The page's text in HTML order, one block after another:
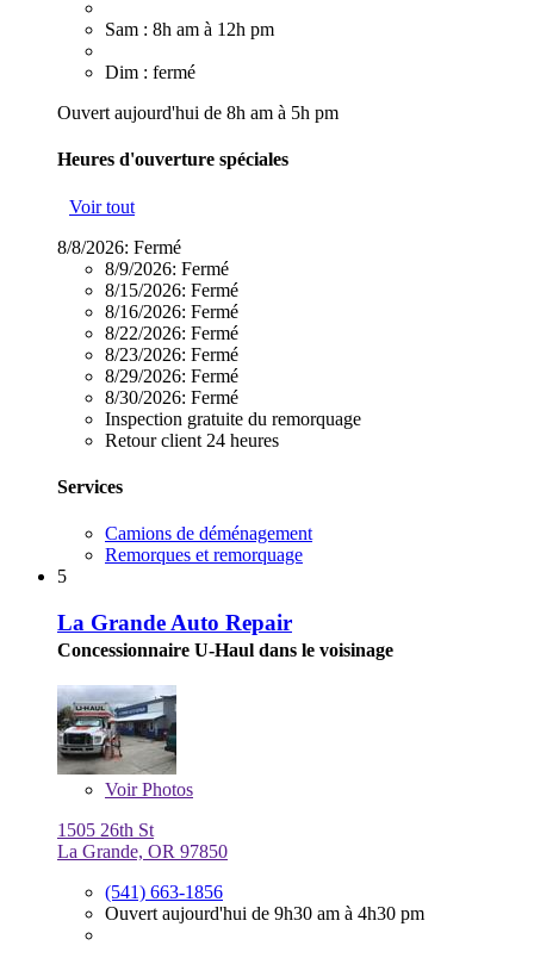
Sam : 8h am à 12h pm
Dim : fermé
Ouvert aujourd'hui de 8h am à 5h pm
Heures d'ouverture spéciales
Voir tout
8/8/2026: Fermé
8/9/2026: Fermé
8/15/2026: Fermé
8/16/2026: Fermé
8/22/2026: Fermé
8/23/2026: Fermé
8/29/2026: Fermé
8/30/2026: Fermé
Inspection gratuite du remorquage
Retour client 24 heures
Services
Camions de déménagement
Remorques et remorquage
5
La Grande Auto Repair
Concessionnaire U-Haul dans le voisinage
VoirPhotos
1505 26th St
La Grande, OR 97850
(541) 663-1856
Ouvert aujourd'hui de 9h30 am à 4h30 pm